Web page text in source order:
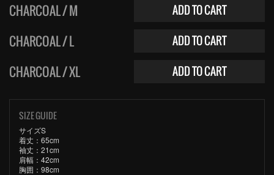
CHARCOAL / M ADD TO CART
CHARCOAL / L ADD TO CART
CHARCOAL / XL ADD TO CART
SIZE GUIDE
サイズS
着丈：65cm
袖丈：21cm
肩幅：42cm
胸囲：98cm